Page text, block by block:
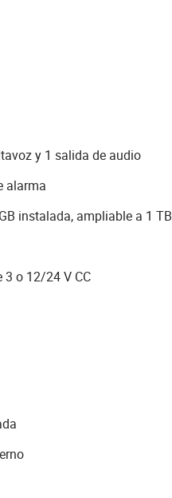
y 1 salida de audio
alarma
instalada, ampliable a 1 TB
3 o 12/24 V CC